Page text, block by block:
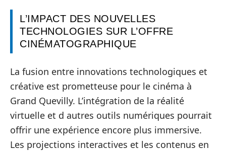
L’IMPACT DES NOUVELLES
TECHNOLOGIES SUR L’OFFRE
CINÉMATOGRAPHIQUE
La fusion entre innovations technologiques et
créative est prometteuse pour le cinéma à
Grand Quevilly. L’intégration de la réalité
virtuelle et d autres outils numériques pourrait
offrir une expérience encore plus immersive.
Les projections interactives et les contenus en